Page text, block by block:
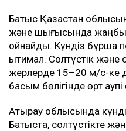
Батыс Қазақстан
және шығысында
ойнайды. Күндіз
ықтимал. Солтүстік
жерлерде 15–20 м/с-ке
басым бөлігінде өрт
Атырау облысында
Батыста, солтүстікте